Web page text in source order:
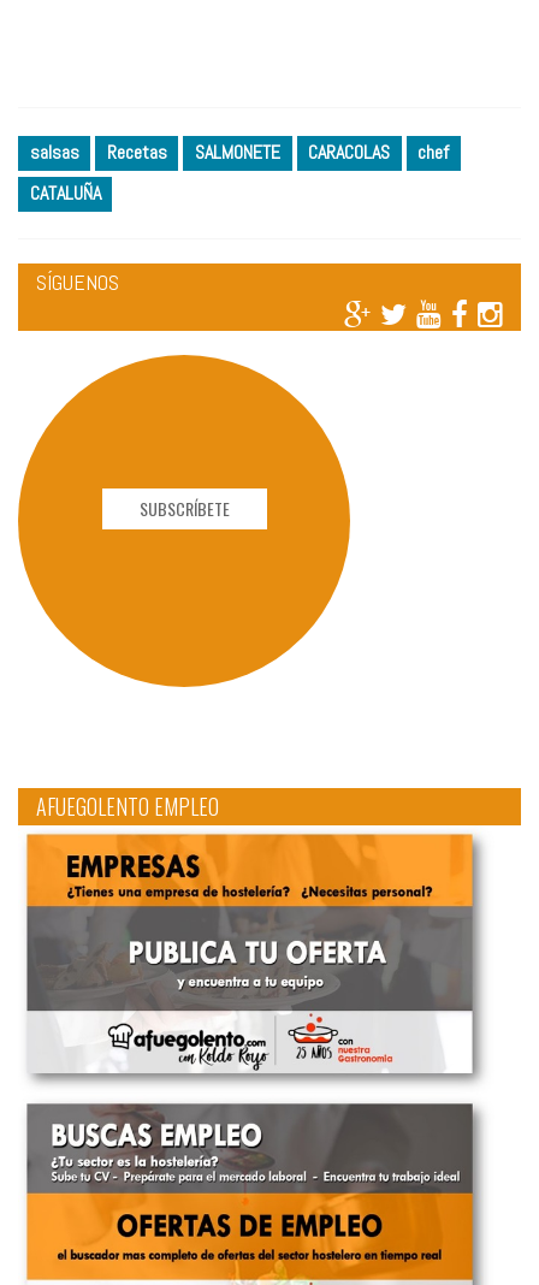
salsas Recetas SALMONETE CARACOLAS
chef
CATALUÑA
SÍGUENOS
SUBSCRÍBETE
AFUEGOLENTO EMPLEO